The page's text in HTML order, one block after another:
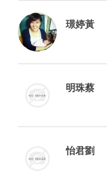
璟婷黃
明珠蔡
怡君劉